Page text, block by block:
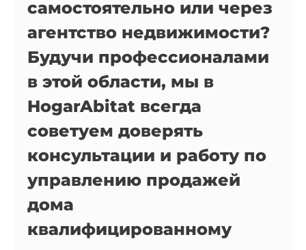
самостоятельно или через
агентство недвижимости?
Будучи профессионалами
в этой области, мы в
HogarAbitat всегда
советуем доверять
консультации и работу по
управлению продажей
дома
квалифицированному